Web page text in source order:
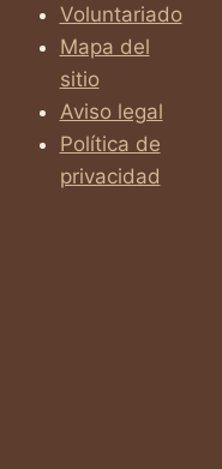
Voluntariado
Mapa del
sitio
Aviso legal
Política de
privacidad